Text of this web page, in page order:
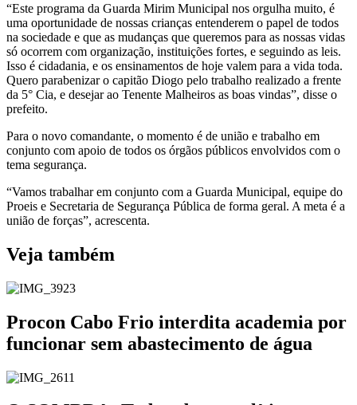
“Este programa da Guarda Mirim Municipal nos orgulha muito, é
uma oportunidade de nossas crianças entenderem o papel de todos
na sociedade e que as mudanças que queremos para as nossas vidas
só ocorrem com organização, instituições fortes, e seguindo as leis.
Isso é cidadania, e os ensinamentos de hoje valem para a vida toda.
Quero parabenizar o capitão Diogo pelo trabalho realizado a frente
da 5° Cia, e desejar ao Tenente Malheiros as boas vindas”, disse o
prefeito.
Para o novo comandante, o momento é de união e trabalho em
conjunto com apoio de todos os órgãos públicos envolvidos com o
tema segurança.
“Vamos trabalhar em conjunto com a Guarda Municipal, equipe do
Proeis e Secretaria de Segurança Pública de forma geral. A meta é a
união de forças”, acrescenta.
Veja também
Procon Cabo Frio interdita academia por
funcionar sem abastecimento de água